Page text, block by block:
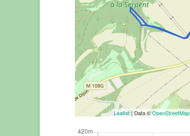
Leaflet| Data ©OpenStreetMap